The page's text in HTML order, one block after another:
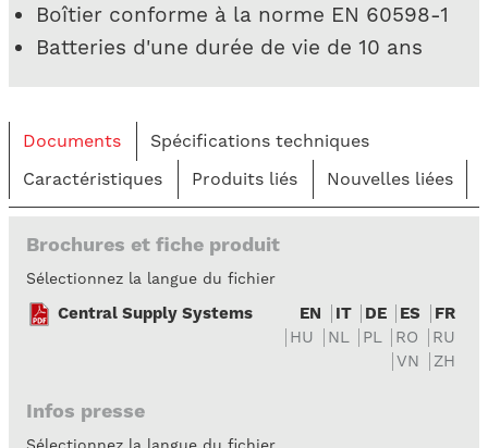
Boîtier conforme à la norme EN 60598-1
Batteries d'une durée de vie de 10 ans
Documents
Spécifications techniques
Caractéristiques
Produits liés Nouvelles liées
Brochures et fiche produit
Sélectionnez la langue du fichier
Central Supply Systems EN IT DE ES
FR
HU
NL PL RO
RU
VN
ZH
Infos presse
Sélectionnez la langue du fichier